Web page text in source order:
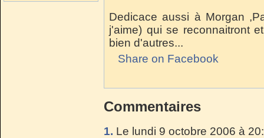
Dedicace aussi à Morgan
j'aime) qui se reconnaitront
bien d'autres...
Share on Facebook
Commentaires
1. Le lundi 9 octobre 2006 à